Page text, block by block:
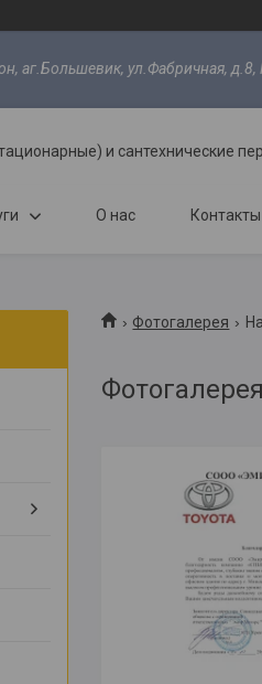
аг.Большевик, ул.Фабричная, д.8,
и сантехнические
О нас Контакты
Фотогалерея